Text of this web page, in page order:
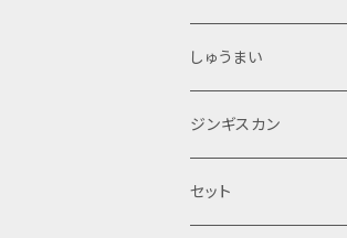
しゅうまい
ジンギスカン
セット